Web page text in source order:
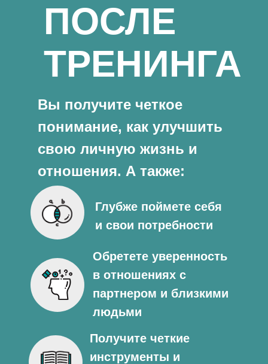
ПОСЛЕ
ТРЕНИНГА
Вы получите четкое
понимание, как улучшить
свою личную жизнь и
отношения. А также:
Глубже поймете себя
и свои потребности
Обретете уверенность
в отношениях с
партнером и близкими
людьми
Получите четкие
инструменты и